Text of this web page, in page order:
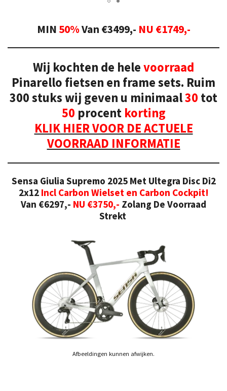
MIN 50%Van €3499,- NU €1749,-
Wij kochten de helevoorraad
Pinarello fietsen en frame sets. Ruim
300 stuks wij geven u minimaal30 tot
50 procent korting
KLIK HIER VOOR DE ACTUELE
VOORRAAD INFORMATIE
Sensa Giulia Supremo 2025 Met Ultegra Disc Di2
2x12 Incl Carbon Wielset en Carbon Cockpit!
Van €6297,- NU €3750,- Zolang De Voorraad
Strekt
Afbeeldingen kunnen afwijken.